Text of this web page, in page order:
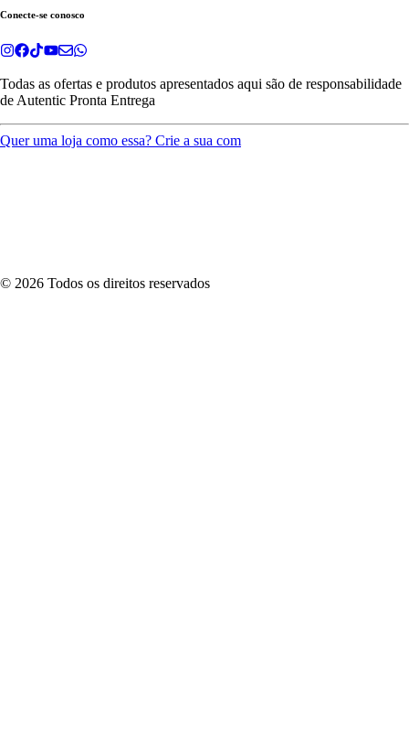
Conecte-se conosco
Todas as ofertas e produtos apresentados aqui são de responsabilidade
de Autentic Pronta Entrega
Quer uma loja como essa? Crie a sua com
© 2026 Todos os direitos reservados